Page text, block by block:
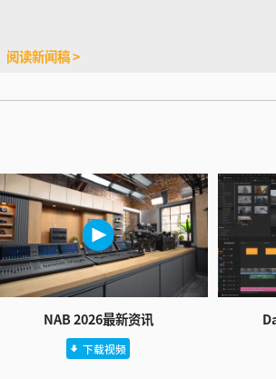
阅读新闻稿 >
NAB 2026最新资讯
下载视频